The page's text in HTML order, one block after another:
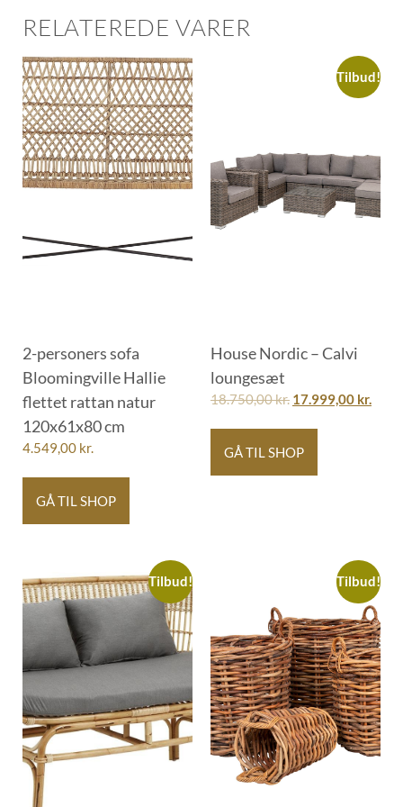
RELATEREDE VARER
2-personers sofa
Bloomingville Hallie
flettet rattan natur
120x61x80 cm
4.549,00 kr.
GÅ TIL SHOP
Tilbud!
House Nordic – Calvi
loungesæt
18.750,00kr. 17.999,00 kr.
GÅ TIL SHOP
Tilbud! Tilbud!